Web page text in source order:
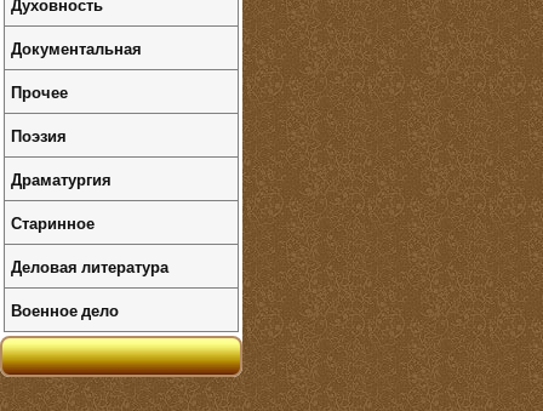
Документальная
Прочее
Поэзия
Драматургия
Старинное
Деловая литература
Военное дело